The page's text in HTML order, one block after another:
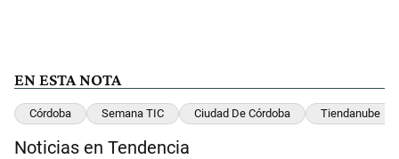
EN ESTA NOTA
Córdoba Semana TIC Ciudad De Córdoba Tiendanube
Noticias en Tendencia